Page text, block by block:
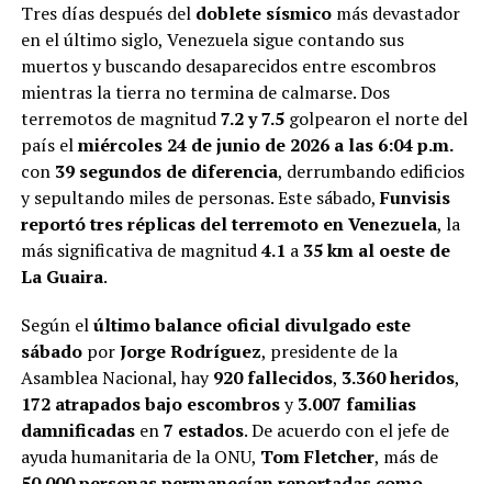
Tres días después del doblete sísmicomás devastador
en el último siglo, Venezuela sigue contando sus
muertos y buscando desaparecidos entre escombros
mientras la tierra no termina de calmarse. Dos
terremotos de magnitud7.2 y 7.5golpearon el norte del
país elmiércoles 24 de junio de 2026 a las 6:04 p.m.
con 39 segundos de diferencia, derrumbando edificios
y sepultando miles de personas. Este sábado,Funvisis
reportó tres réplicas del terremoto en Venezuela, la
más significativa de magnitud4.1 a 35 km al oeste de
La Guaira.
Según elúltimo balance oficial divulgado este
sábadoporJorge Rodríguez, presidente de la
Asamblea Nacional, hay920 fallecidos, 3.360 heridos,
172 atrapados bajo escombrosy3.007 familias
damnificadasen7 estados. De acuerdo con el jefe de
ayuda humanitaria de la ONU, Tom Fletcher, más de